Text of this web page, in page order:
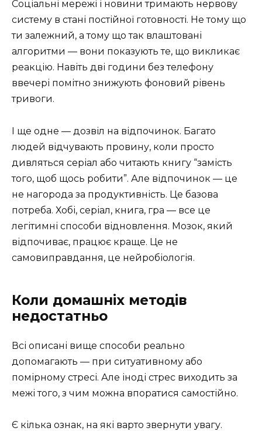
Соціальні мережі і новини тримають нервову
систему в стані постійної готовності. Не тому що
ти залежний, а тому що так влаштовані
алгоритми — вони показують те, що викликає
реакцію. Навіть дві години без телефону
ввечері помітно знижують фоновий рівень
тривоги.
І ще одне — дозвіл на відпочинок. Багато
людей відчувають провину, коли просто
дивляться серіал або читають книгу “замість
того, щоб щось робити”. Але відпочинок — це
не нагорода за продуктивність. Це базова
потреба. Хобі, серіал, книга, гра — все це
легітимні способи відновлення. Мозок, який
відпочиває, працює краще. Це не
самовиправдання, це нейробіологія.
Коли домашніх методів
недостатньо
Всі описані вище способи реально
допомагають — при ситуативному або
помірному стресі. Але іноді стрес виходить за
межі того, з чим можна впоратися самостійно.
Є кілька ознак, на які варто звернути увагу.